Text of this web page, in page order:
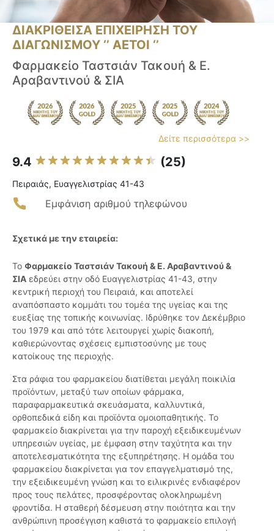
ΔΙΑΚΡΙΘΕΙΣΑ ΕΠΙΧΕΙΡΗΣΗ ΤΟΥ
ΔΙΑΓΩΝΙΣΜΟΥ ‘’ ΑΕΤΟΙ ‘’
Φαρμακείο Ταστσιάν Τακουή & Ε.
Αραβαντινού & ΣΙΑ
Δείτε περισσότερα >>
9.4 (25)
Πειραιάς, Ευαγγελιστρίας 41-43
Εμφάνιση αριθμού τηλεφώνου
Σχετικά με την εταιρεία:
Το Φαρμακείο Ταστσιάν Τακουή & Ε. Αραβαντινού &
ΣΙΑ εδρεύει στην οδό Ευαγγελιστρίας 41-43, στην
κεντρική περιοχή του Πειραιά, και αποτελεί
αναπόσπαστο κομμάτι του τομέα της υγείας και της
ευεξίας της τοπικής κοινωνίας. Ιδρύθηκε τον Δεκέμβριο
του 1979 και από τότε λειτουργεί χωρίς διακοπή,
καθιερώνοντας σχέσεις εμπιστοσύνης με τους
κατοίκους της περιοχής.
Στα ράφια του φαρμακείου διατίθεται μεγάλη ποικιλία
προϊόντων, μεταξύ των οποίων φάρμακα,
παραφαρμακευτικά σκευάσματα, καλλυντικά,
ορθοπεδικά είδη και προϊόντα ομοιοπαθητικής. Το
φαρμακείο διακρίνεται για την παροχή εξειδικευμένων
υπηρεσιών υγείας, με έμφαση στην ταχύτητα και την
αποτελεσματικότητα της εξυπηρέτησης. Η ομάδα του
φαρμακείου διακρίνεται για τον επαγγελματισμό της,
την εξειδικευμένη γνώση και το ειλικρινές ενδιαφέρον
προς τους πελάτες, προσφέροντας ολοκληρωμένη
φροντίδα. Η σταθερή δέσμευση στην ποιότητα και την
ανθρώπινη προσέγγιση καθιστά το φαρμακείο επιλογή